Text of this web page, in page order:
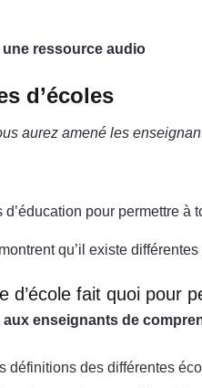
ressource audio
d’écoles
aurez amené les
d’éducation pour permettre
qu’il existe
d’école fait quoi pour
enseignants de
définitions des différentes